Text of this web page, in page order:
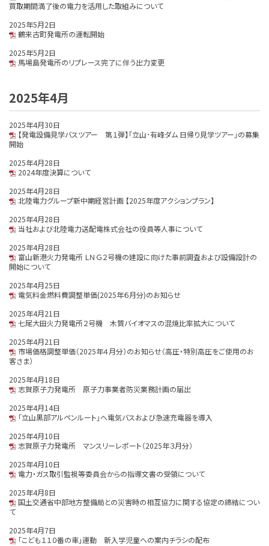
買取期間満了後の電力を活用した取組みについて
2025年5月2日
鶴来古町発電所の運転開始
2025年5月2日
馬場島発電所のリプレース完了に伴う出力変更
2025年4月
2025年4月30日
【発電設備見学バスツアー 第１弾】「立山･有峰ダム 日帰り見学ツアー」の募集
開始
2025年4月28日
2024年度決算について
2025年4月28日
北陸電力グループ新中期経営計画 【2025年度アクションプラン】
2025年4月28日
当社および北陸電力送配電株式会社の役員等人事について
2025年4月28日
富山新港火力発電所 ＬＮＧ２号機の建設に向けた事前調査および設備設計の
開始について
2025年4月25日
電気料金燃料費調整単価(2025年６月分)のお知らせ
2025年4月21日
七尾大田火力発電所２号機 木質バイオマスの混焼比率拡大について
2025年4月21日
市場価格調整単価（2025年４月分）のお知らせ（高圧・特別高圧をご使用のお
客さま）
2025年4月18日
志賀原子力発電所 原子力事業者防災業務計画の届出
2025年4月14日
「立山黒部アルペンルート」へ電気バスおよび急速充電器を導入
2025年4月10日
志賀原子力発電所 マンスリーレポート（2025年３月分）
2025年4月10日
電力・ガス取引監視等委員会からの指導文書の受領について
2025年4月8日
国土交通省中部地方整備局との災害時の相互協力に関する協定の締結につい
て
2025年4月7日
「こども１１０番の車」運動 新入学児童への案内チラシの配布